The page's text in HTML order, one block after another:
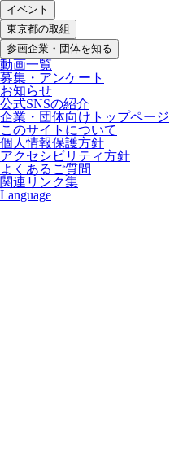
イベント
東京都の取組
参画企業・団体を知る
動画一覧
募集・アンケート
お知らせ
公式SNSの紹介
企業・団体向けトップページ
このサイトについて
個人情報保護方針
アクセシビリティ方針
よくあるご質問
関連リンク集
Language